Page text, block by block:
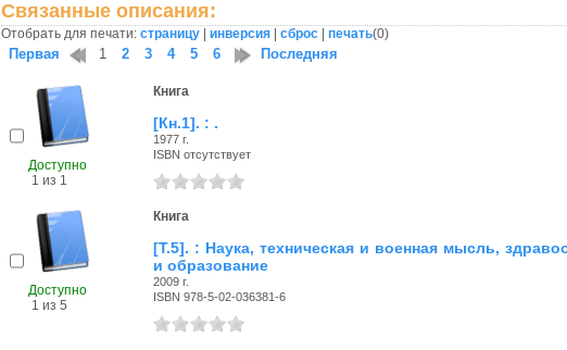
Связанные описания:
Отобрать для печати: страницу инверсия сброс печать(0)
Первая 1 2 3 4 5 6 Последняя
Доступно
1 из 1
Книга
[Кн.1]. : .
1977 г.
ISBN отсутствует
Доступно
1 из 5
Книга
[Т.5]. : Наука, техническая и военная мысль,
и образование
2009 г.
ISBN 978-5-02-036381-6